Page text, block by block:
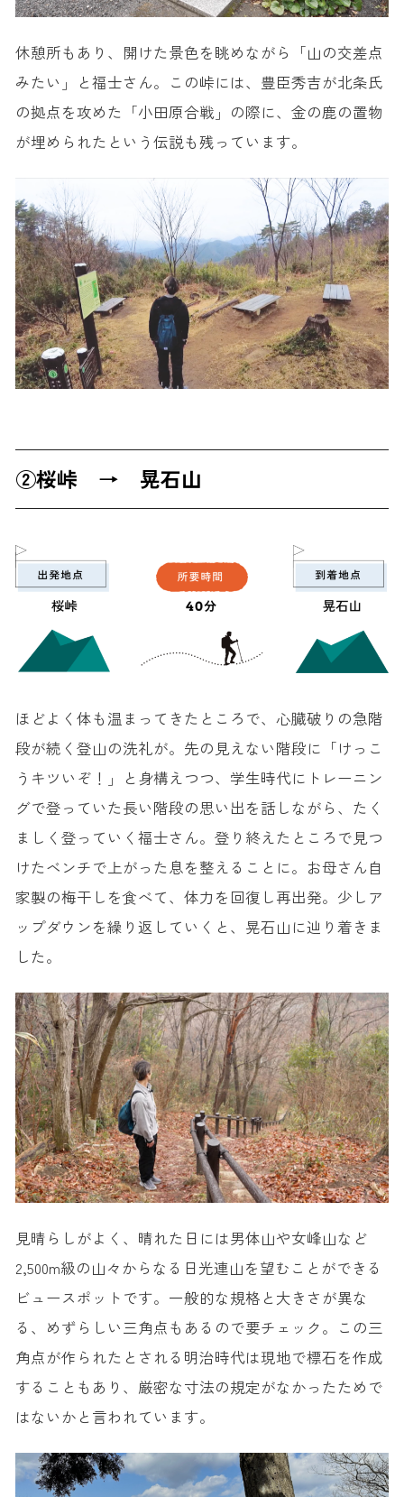
休憩所もあり、開けた景色を眺めながら「山の交差点
みたい」と福士さん。この峠には、豊臣秀吉が北条氏
の拠点を攻めた「小田原合戦」の際に、金の鹿の置物
が埋められたという伝説も残っています。
②桜峠 → 晃石山
ほどよく体も温まってきたところで、心臓破りの急階
段が続く登山の洗礼が。先の見えない階段に「けっこ
うキツいぞ！」と身構えつつ、学生時代にトレーニン
グで登っていた長い階段の思い出を話しながら、たく
ましく登っていく福士さん。登り終えたところで見つ
けたベンチで上がった息を整えることに。お母さん自
家製の梅干しを食べて、体力を回復し再出発。少しア
ップダウンを繰り返していくと、晃石山に辿り着きま
した。
見晴らしがよく、晴れた日には男体山や女峰山など
2,500m級の山々からなる日光連山を望むことができる
ビュースポットです。一般的な規格と大きさが異な
る、めずらしい三角点もあるので要チェック。この三
角点が作られたとされる明治時代は現地で標石を作成
することもあり、厳密な寸法の規定がなかったためで
はないかと言われています。